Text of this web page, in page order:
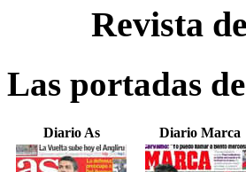
Revista
Las portadas
Diario As Diario Marca